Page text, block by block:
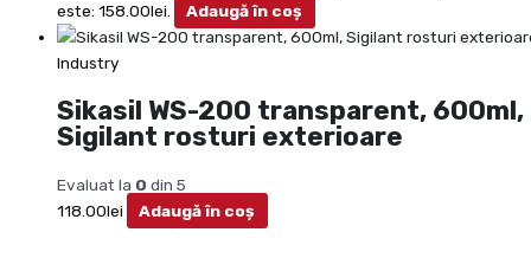
este: 158.00lei.
Adaugă în coș
Industry
Sikasil WS-200 transparent, 600ml,
Sigilant rosturi exterioare
Evaluat la 0 din 5
118.00lei Adaugă în coș